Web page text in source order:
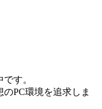
す。
PC環境を追求しま